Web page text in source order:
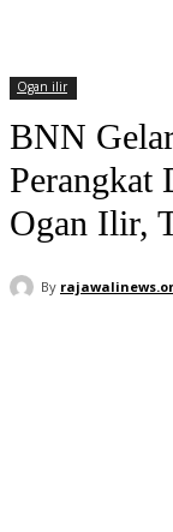
Ogan ilir
BNN
Perangkat
Ogan Ilir,
By